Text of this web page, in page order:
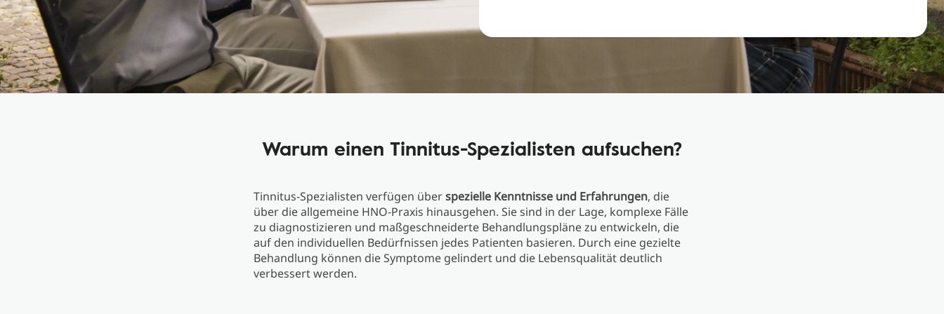
Warum einen Tinnitus-Spezialisten aufsuchen?
Tinnitus-Spezialisten verfügen überspezielle Kenntnisse und Erfahrungen, die
über die allgemeine HNO-Praxis hinausgehen. Sie sind in der Lage, komplexe Fälle
zu diagnostizieren und maßgeschneiderte Behandlungspläne zu entwickeln, die
auf den individuellen Bedürfnissen jedes Patienten basieren. Durch eine gezielte
Behandlung können die Symptome gelindert und die Lebensqualität deutlich
verbessert werden.